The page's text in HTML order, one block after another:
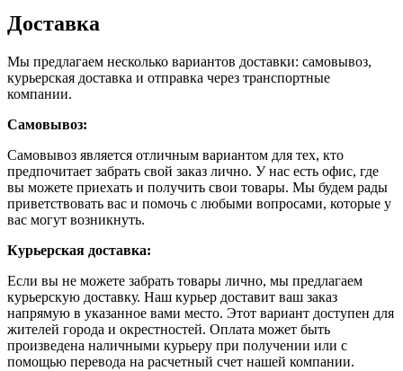
Доставка
Мы предлагаем несколько вариантов доставки: самовывоз,
курьерская доставка и отправка через транспортные
компании.
Самовывоз:
Самовывоз является отличным вариантом для тех, кто
предпочитает забрать свой заказ лично. У нас есть офис, где
вы можете приехать и получить свои товары. Мы будем рады
приветствовать вас и помочь с любыми вопросами, которые у
вас могут возникнуть.
Курьерская доставка:
Если вы не можете забрать товары лично, мы предлагаем
курьерскую доставку. Наш курьер доставит ваш заказ
напрямую в указанное вами место. Этот вариант доступен для
жителей города и окрестностей. Оплата может быть
произведена наличными курьеру при получении или с
помощью перевода на расчетный счет нашей компании.